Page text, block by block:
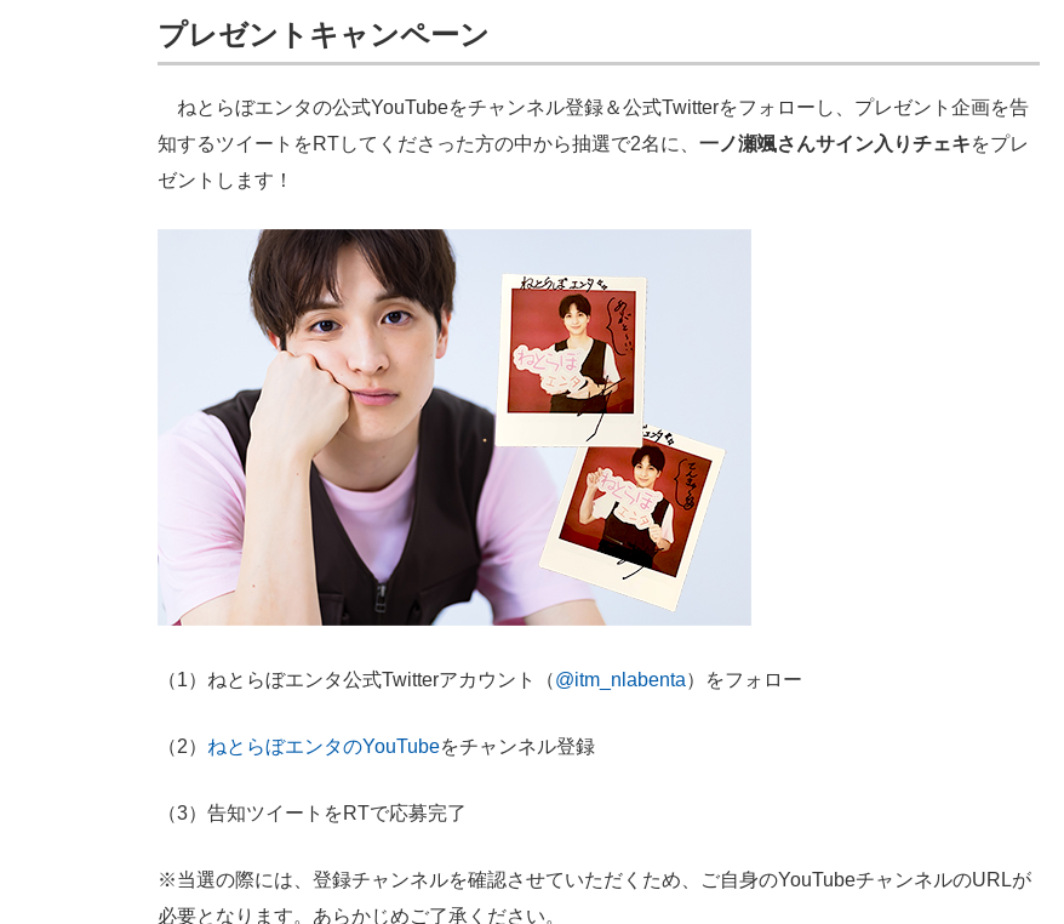
プレゼントキャンペーン
ねとらぼエンタの公式YouTubeをチャンネル登録＆公式Twitterをフォローし、プレゼント企画を告
知するツイートをRTしてくださった方の中から抽選で2名に、 一ノ瀬颯さんサイン入りチェキをプレ
ゼントします！
（1）ねとらぼエンタ公式Twitterアカウント（@itm_nlabenta）をフォロー
（2） ねとらぼエンタのYouTubeをチャンネル登録
（3）告知ツイートをRTで応募完了
※当選の際には、登録チャンネルを確認させていただくため、ご自身のYouTubeチャンネルのURLが
必要となります。あらかじめご了承ください。